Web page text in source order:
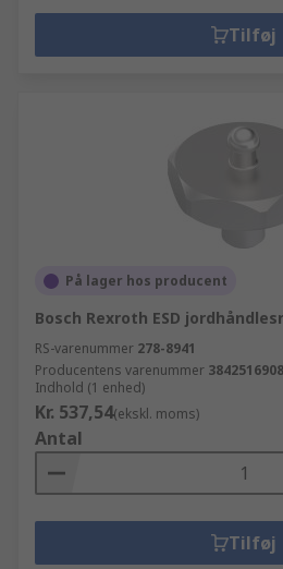
Tilføj
På lager hos producent
Bosch Rexroth ESD
RS-varenummer 278-8941
Producentens varenummer 3842516908
Indhold (1 enhed)
Kr. 537,54(ekskl. moms)
Antal
Tilføj